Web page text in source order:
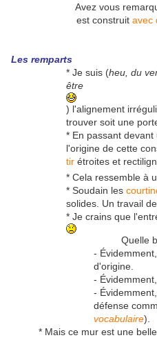
Avez vous
est construit avec
Les remparts
* Je suis (heu, du
être
) l'alignement
trouver soit une
* En passant
l'origine de cette
tir étroites et
* Cela ressemble à
* Soudain les
solides. Un travail
* Je crains que
Quelle
-
d'origine.
-
-
défense
vocabulaire).
* Mais ce mur est une